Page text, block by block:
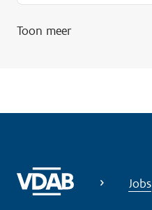
Toon meer
Jobs